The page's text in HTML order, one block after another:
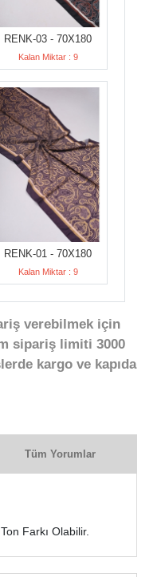
RENK-03 - 70X180
Kalan Miktar : 9
RENK-01 - 70X180
Kalan Miktar : 9
verebilmek için
sipariş limiti 3000
kargo ve kapıda
Tüm Yorumlar
Farkı Olabilir.